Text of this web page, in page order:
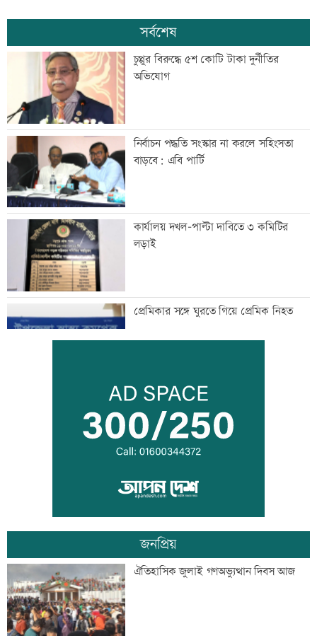
সর্বশেষ
চুপ্পুর বিরুদ্ধে ৫শ কোটি টাকা দুর্নীতির
অভিযোগ
নির্বাচন পদ্ধতি সংস্কার না করলে সহিংসতা
বাড়বে: এবি পার্টি
কার্যালয় দখল-পাল্টা দাবিতে ৩ কমিটির
লড়াই
প্রেমিকার সঙ্গে ঘুরতে গিয়ে প্রেমিক নিহত
হাম উপসর্গে আরও ৫ শিশুর মৃত্যু
সূচকের উত্থানে লেনদেন ৯০৮ কোটি টাকা
শেখ হাসিনা-হাদির খুনিদের ফেরত চায়
বাংলাদেশ
জনপ্রিয়
ঐতিহাসিক জুলাই গণঅভ্যুত্থান দিবস আজ